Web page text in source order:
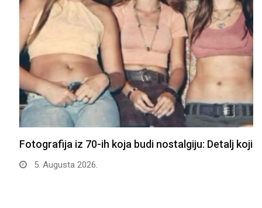
Fotografija iz 70-ih koja budi nostalgiju: Detalj koji…
5. Augusta 2026.